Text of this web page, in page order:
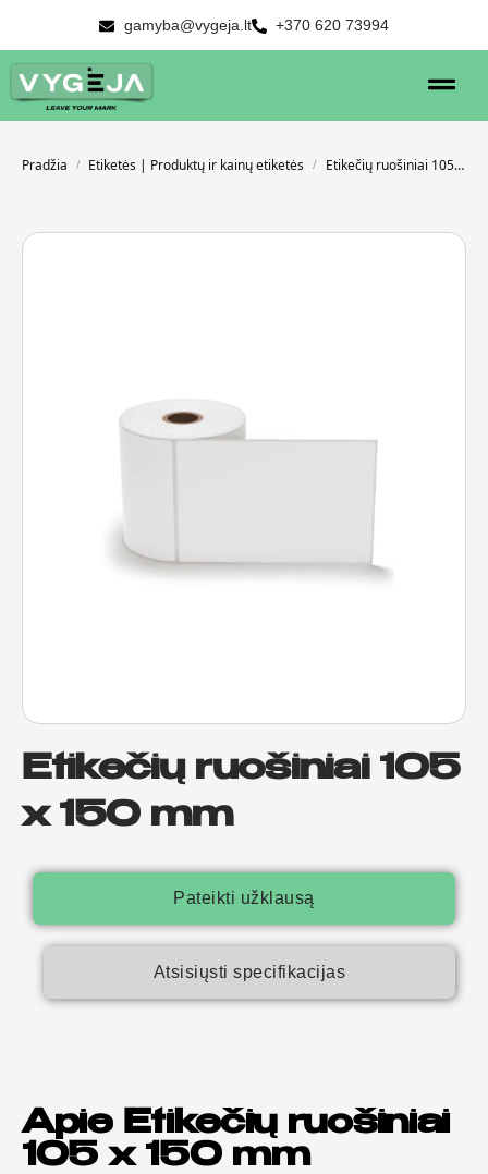
gamyba@vygeja.lt +370 620 73994
Pradžia / Etiketės | Produktų ir kainų etiketės / Etikečių ruošiniai 105 x 150 mm
Etikečių ruošiniai 105
x 150 mm
Pateikti užklausą
Atsisiųsti specifikacijas
Apie Etikečių ruošiniai
105 x 150 mm